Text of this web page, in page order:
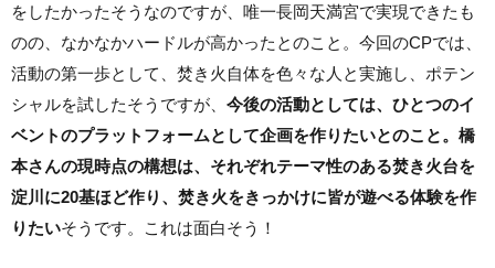
をしたかったそうなのですが、唯一長岡天満宮で実現できたも
のの、なかなかハードルが高かったとのこと。今回のCPでは、
活動の第一歩として、焚き火自体を色々な人と実施し、ポテン
シャルを試したそうですが、 今後の活動としては、ひとつのイ
ベントのプラットフォームとして企画を作りたいとのこと。橋
本さんの現時点の構想は、それぞれテーマ性のある焚き火台を
淀川に20基ほど作り、焚き火をきっかけに皆が遊べる体験を作
りたいそうです。これは面白そう！